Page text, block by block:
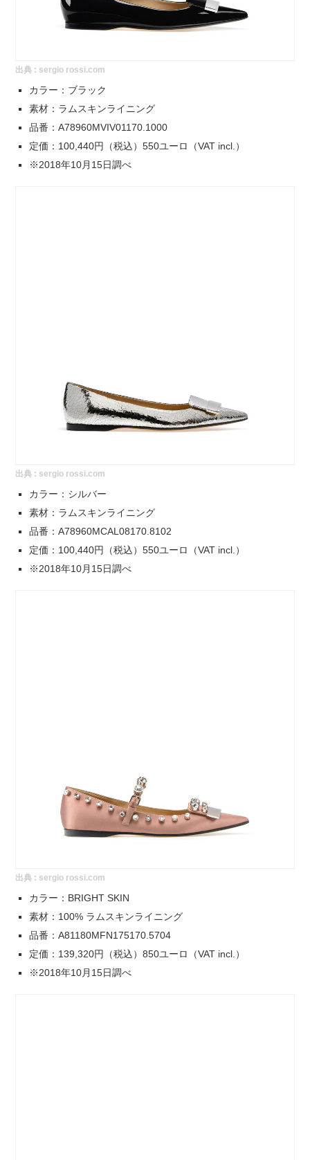
出典 : sergio rossi.com
カラー：ブラック
素材：ラムスキンライニング
品番：A78960MVIV01170.1000
定価：100,440円（税込）550ユーロ（VAT incl.）
※2018年10月15日調べ
出典 : sergio rossi.com
カラー：シルバー
素材：ラムスキンライニング
品番：A78960MCAL08170.8102
定価：100,440円（税込）550ユーロ（VAT incl.）
※2018年10月15日調べ
出典 : sergio rossi.com
カラー：BRIGHT SKIN
素材：100% ラムスキンライニング
品番：A81180MFN175170.5704
定価：139,320円（税込）850ユーロ（VAT incl.）
※2018年10月15日調べ